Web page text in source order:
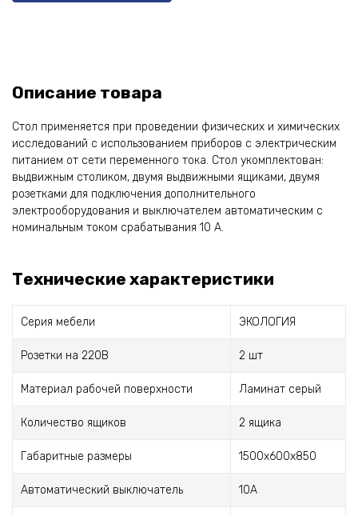
Описание товара
Стол применяется при проведении физических и химических
исследований с использованием приборов с электрическим
питанием от сети переменного тока. Стол укомплектован:
выдвижным столиком, двумя выдвижными ящиками, двумя
розетками для подключения дополнительного
электрооборудования и выключателем автоматическим с
номинальным током срабатывания 10 А.
Технические характеристики
Серия мебели ЭКОЛОГИЯ
Розетки на 220В 2 шт
Материал рабочей поверхности Ламинат серый
Количество ящиков 2 ящика
Габаритные размеры 1500x600x850
Автоматический выключатель 10А